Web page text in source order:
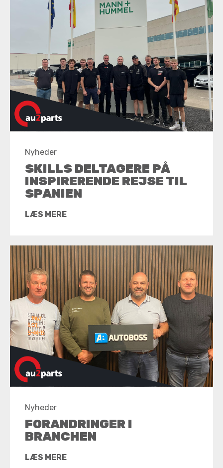
Nyheder
SKILLS DELTAGERE PÅ
INSPIRERENDE REJSE TIL
SPANIEN
LÆS MERE
Nyheder
FORANDRINGER I
BRANCHEN
LÆS MERE